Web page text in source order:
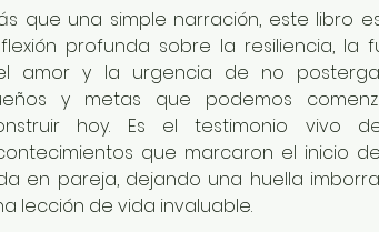
que una simple narración, este libro
profunda sobre la resiliencia, la
amor y la urgencia de no
y metas que podemos
hoy. Es el testimonio vivo
que marcaron el inicio
en pareja, dejando una huella
lección de vida invaluable.